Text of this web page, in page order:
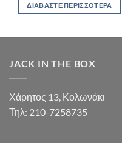
ΔΙΑΒΆΣΤΕ ΠΕΡΙΣΣΌΤΕΡΑ
JACK IN THE BOX
Χάρητος 13, Κολωνάκι
Τηλ: 210-7258735